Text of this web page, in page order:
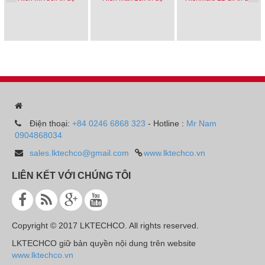
Điện thoại: +84 0246 6868 323 - Hotline : Mr Nam
0904868034
sales.lktechco@gmail.com
www.lktechco.vn
LIÊN KẾT VỚI CHÚNG TÔI
Copyright © 2017 LKTECHCO. All rights reserved.
LKTECHCO giữ bản quyền nội dung trên website
www.lktechco.vn